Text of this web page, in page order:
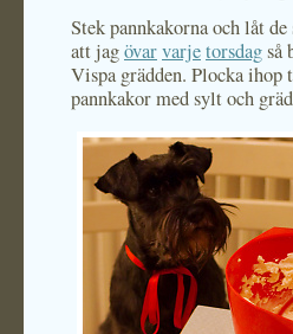
Stek pannkakorna och låt
att jagövarvarjetorsdagså
Vispa grädden. Plocka ihop
pannkakor med sylt och